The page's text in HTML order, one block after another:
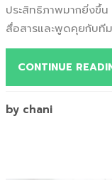
ประสิทธิภาพมากยิ่งขึ้
สื่อสารและพูดคุยกับที
CONTINUE
by chani